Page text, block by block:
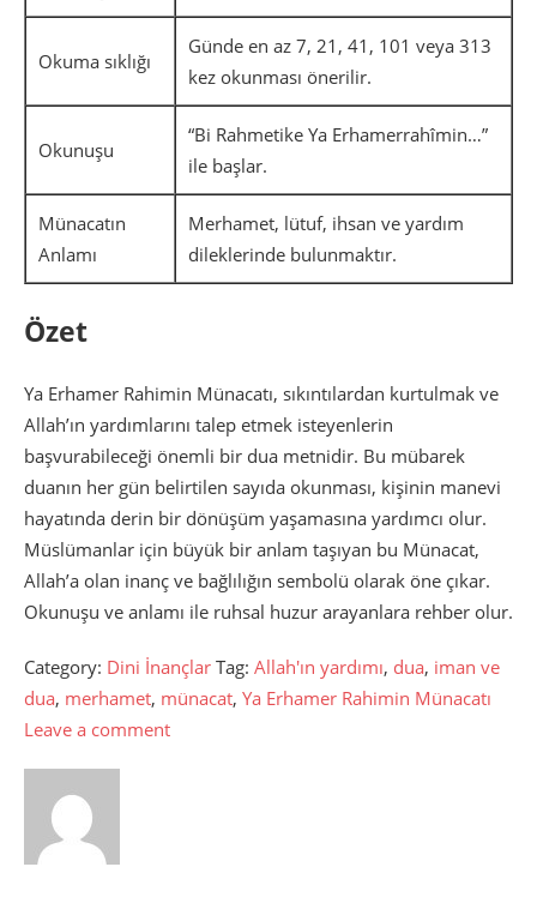
Okuma sıklığı
Günde en az 7, 21, 41, 101 veya 313
kez okunması önerilir.
Okunuşu
“Bi Rahmetike Ya Erhamerrahîmin…”
ile başlar.
Münacatın
Anlamı
Merhamet, lütuf, ihsan ve yardım
dileklerinde bulunmaktır.
Özet
Ya Erhamer Rahimin Münacatı, sıkıntılardan kurtulmak ve
Allah’ın yardımlarını talep etmek isteyenlerin
başvurabileceği önemli bir dua metnidir. Bu mübarek
duanın her gün belirtilen sayıda okunması, kişinin manevi
hayatında derin bir dönüşüm yaşamasına yardımcı olur.
Müslümanlar için büyük bir anlam taşıyan bu Münacat,
Allah’a olan inanç ve bağlılığın sembolü olarak öne çıkar.
Okunuşu ve anlamı ile ruhsal huzur arayanlara rehber olur.
Category: Dini İnançlar Tag: Allah'ın yardımı, dua, iman ve
dua, merhamet, münacat, Ya Erhamer Rahimin Münacatı
Leave a comment